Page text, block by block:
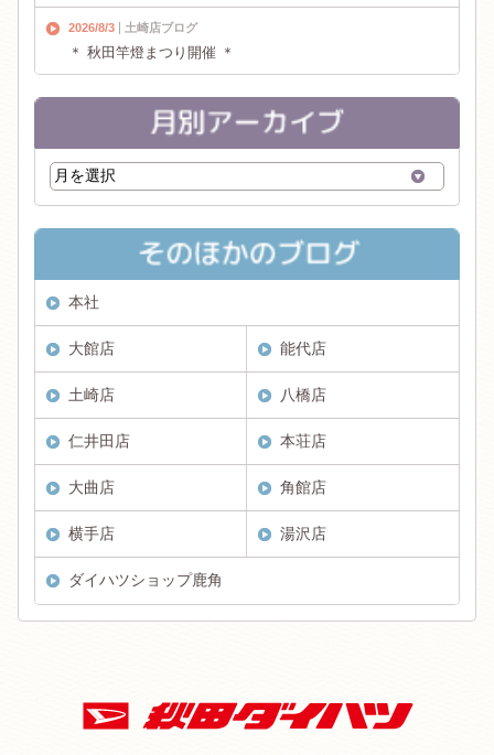
2026/8/3 土崎店ブログ
＊ 秋田竿燈まつり開催 ＊
本社
大館店 能代店
土崎店 八橋店
仁井田店 本荘店
大曲店 角館店
横手店 湯沢店
ダイハツショップ鹿角